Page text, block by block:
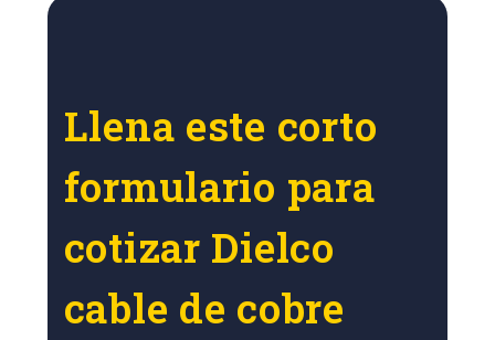
Llena este corto
formulario para
cotizar Dielco
cable de cobre